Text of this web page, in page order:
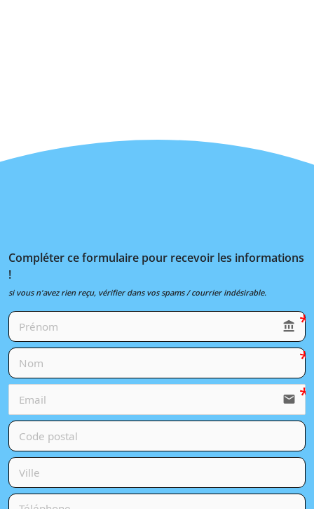
Compléter ce formulaire pour recevoir les informations
!
si vous n'avez rien reçu, vérifier dans vos spams / courrier indésirable.
account_balance
email